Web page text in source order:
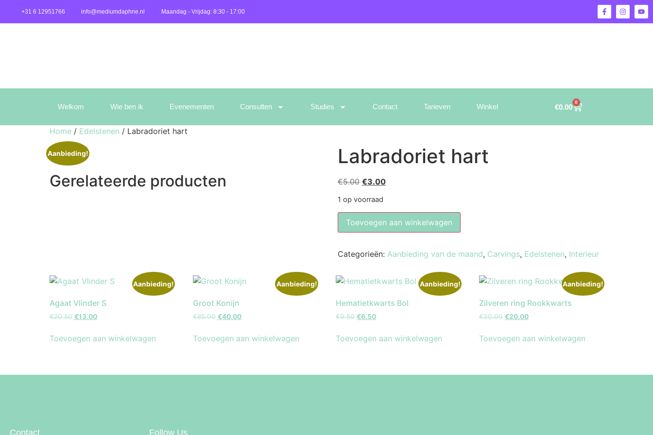
+31 6 12951766 info@mediumdaphne.nl Maandag - Vrijdag: 8:30 - 17:00
Welkom Wie ben ik Evenementen Consulten Studies Contact Tarieven Winkel €0.00
0
Home / Edelstenen / Labradoriet hart
Aanbieding! Labradoriet hart
€5.00 €3.00
1 op voorraad
Toevoegen aan winkelwagen
Categorieën: Aanbieding van de maand, Carvings, Edelstenen, Interieur
Gerelateerde producten
Aanbieding!
Agaat Vlinder S
€20.50 €13.00
Toevoegen aan winkelwagen
Aanbieding!
Groot Konijn
€85.00 €40.00
Toevoegen aan winkelwagen
Aanbieding!
Hematietkwarts Bol
€9.50 €6.50
Toevoegen aan winkelwagen
Aanbieding!
Zilveren ring Rookkwarts
€30.00 €20.00
Toevoegen aan winkelwagen
Contact Follow Us